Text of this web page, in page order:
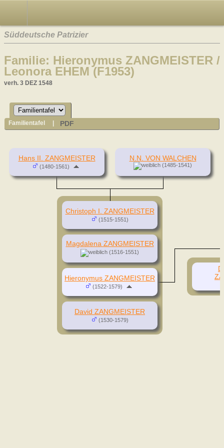
Süddeutsche Patrizier
Familie: Hieronymus ZANGMEISTER /
Leonora EHEM (F1953)
verh. 3 DEZ 1548
Familientafel PDF
Hans II. ZANGMEISTER
(1480-1561)
N.N. VON WALCHEN
(1485-1541)
Christoph I. ZANGMEISTER
(1515-1551)
Magdalena ZANGMEISTER
(1516-1551)
David ZANGMEISTER
(1530-1579)
Hieronymus ZANGMEISTER
(1522-1579)